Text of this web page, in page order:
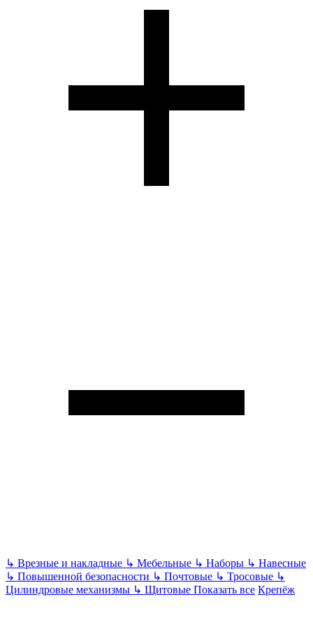
↳ Врезные и накладные ↳ Мебельные ↳ Наборы ↳ Навесные
↳ Повышенной безопасности ↳ Почтовые ↳ Тросовые ↳
Цилиндровые механизмы ↳ Щитовые Показать все Крепёж